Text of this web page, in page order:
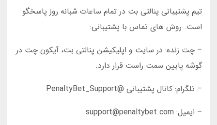
تیم پشتیبانی پنالتی بت در تمام ساعات شبانه روز پاسخگو
است. روش های تماس با پشتیبانی:
– چت زنده: در سایت و اپلیکیشن پنالتی بت، آیکون چت در
گوشه پایین سمت راست قرار دارد.
– تلگرام: کانال پشتیبانی @PenaltyBet_Support
– ایمیل: support@penaltybet.com